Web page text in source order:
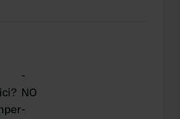
-
NO
-